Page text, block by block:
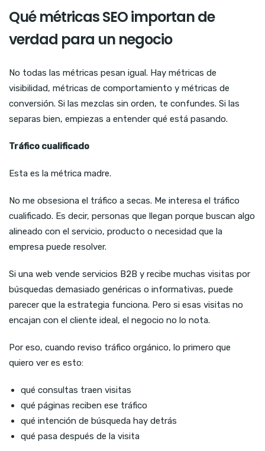
Qué métricas SEO importan de
verdad para un negocio
No todas las métricas pesan igual. Hay métricas de
visibilidad, métricas de comportamiento y métricas de
conversión. Si las mezclas sin orden, te confundes. Si las
separas bien, empiezas a entender qué está pasando.
Tráfico cualificado
Esta es la métrica madre.
No me obsesiona el tráfico a secas. Me interesa el tráfico
cualificado. Es decir, personas que llegan porque buscan algo
alineado con el servicio, producto o necesidad que la
empresa puede resolver.
Si una web vende servicios B2B y recibe muchas visitas por
búsquedas demasiado genéricas o informativas, puede
parecer que la estrategia funciona. Pero si esas visitas no
encajan con el cliente ideal, el negocio no lo nota.
Por eso, cuando reviso tráfico orgánico, lo primero que
quiero ver es esto:
qué consultas traen visitas
qué páginas reciben ese tráfico
qué intención de búsqueda hay detrás
qué pasa después de la visita